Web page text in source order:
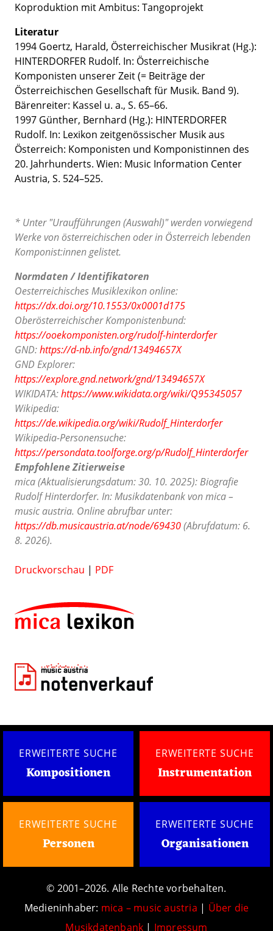
Koproduktion mit Ambitus: Tangoprojekt
Literatur
1994 Goertz, Harald, Österreichischer Musikrat (Hg.):
HINTERDORFER Rudolf. In: Österreichische
Komponisten unserer Zeit (= Beiträge der
Österreichischen Gesellschaft für Musik. Band 9).
Bärenreiter: Kassel u. a., S. 65–66.
1997 Günther, Bernhard (Hg.): HINTERDORFER
Rudolf. In: Lexikon zeitgenössischer Musik aus
Österreich: Komponisten und Komponistinnen des
20. Jahrhunderts. Wien: Music Information Center
Austria, S. 524–525.
* Unter "Uraufführungen (Auswahl)" werden vorwiegend
Werke von österreichischen oder in Österreich lebenden
Komponist:innen gelistet.
Normdaten / Identifikatoren
Oesterreichisches Musiklexikon online:
https://dx.doi.org/10.1553/0x0001d175
Oberösterreichischer Komponistenbund:
https://ooekomponisten.org/rudolf-hinterdorfer
GND:https://d-nb.info/gnd/13494657X
GND Explorer:
https://explore.gnd.network/gnd/13494657X
WIKIDATA:https://www.wikidata.org/wiki/Q95345057
Wikipedia:
https://de.wikipedia.org/wiki/Rudolf_Hinterdorfer
Wikipedia-Personensuche:
https://persondata.toolforge.org/p/Rudolf_Hinterdorfer
Empfohlene Zitierweise
mica (Aktualisierungsdatum: 30. 10. 2025): Biografie
Rudolf Hinterdorfer. In: Musikdatenbank von mica –
music austria. Online abrufbar unter:
https://db.musicaustria.at/node/69430(Abrufdatum: 6.
8. 2026).
Druckvorschau | PDF
ERWEITERTE SUCHE
Kompositionen
ERWEITERTE SUCHE
Instrumentation
ERWEITERTE SUCHE
Personen
ERWEITERTE SUCHE
Organisationen
© 2001–2026. Alle Rechte vorbehalten.
Medieninhaber: mica – music austria | Über die
Musikdatenbank | Impressum